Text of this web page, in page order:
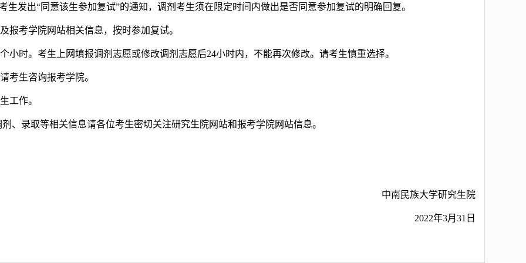
生发出“同意该生参加复试”的通知，调剂考生须在限定时间内做出是否同意参加复试的明确回复。
报考学院网站相关信息，按时参加复试。
小时。考生上网填报调剂志愿或修改调剂志愿后24小时内，不能再次修改。请考生慎重选择。
考生咨询报考学院。
工作。
、录取等相关信息请各位考生密切关注研究生院网站和报考学院网站信息。
中南民族大学研究生院
2022年3月31日